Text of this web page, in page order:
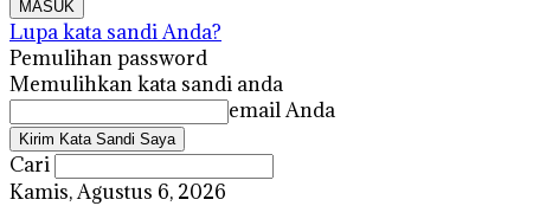
Lupa kata sandi Anda?
Pemulihan password
Memulihkan kata sandi anda
email Anda
Cari
Kamis, Agustus 6, 2026